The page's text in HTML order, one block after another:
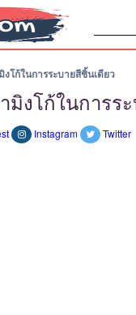
โก้ในการระบายสีชิ้นเดียว
งโก้ในการร
Instagram Twitter